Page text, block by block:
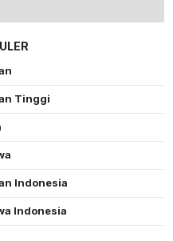
Tinggi
Indonesia
Indonesia